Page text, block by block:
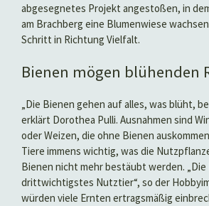
abgesegnetes Projekt angestoßen, in
am Brachberg eine Blumenwiese
Schritt in Richtung Vielfalt.
Bienen mögen blühenden
„Die Bienen gehen auf alles, was blüht,
erklärt Dorothea Pulli. Ausnahmen sind
oder Weizen, die ohne Bienen
Tiere immens wichtig, was die
Bienen nicht mehr bestäubt werden.
drittwichtigstes Nutztier“, so der
würden viele Ernten ertragsmäßig